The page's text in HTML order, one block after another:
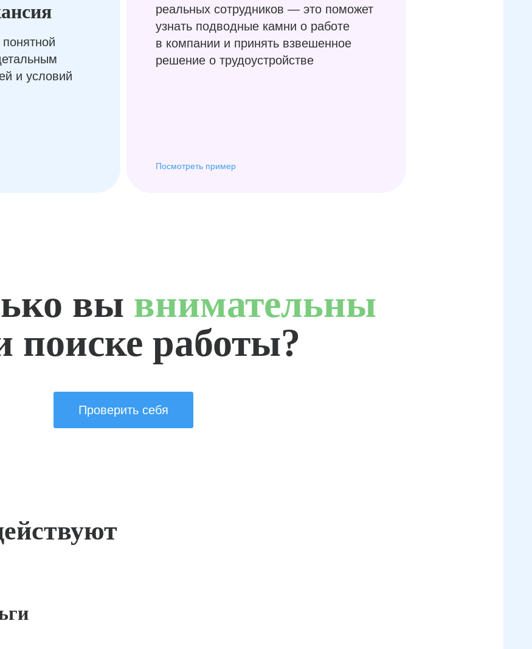
и условий
реальных сотрудников — это поможет
узнать подводные камни о работе
в компании и принять взвешенное
решение о трудоустройстве
Посмотреть пример
вы внимательны
поиске работы?
Проверить себя